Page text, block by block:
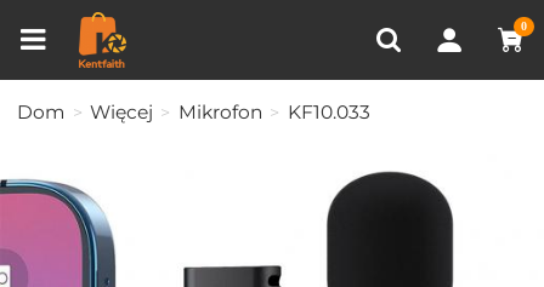
0
OSTATNIO OGLĄDANE
Porównanie produktów (0)
Dom Więcej Mikrofon KF10.033